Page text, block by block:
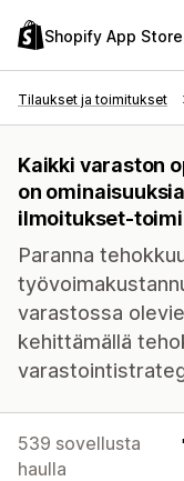
Shopify App Store
Tilaukset ja toimitukset
Kaikki varaston
on
ilmoitukset-
Paranna
varastossa
kehittämällä
539 sovellusta
haulla